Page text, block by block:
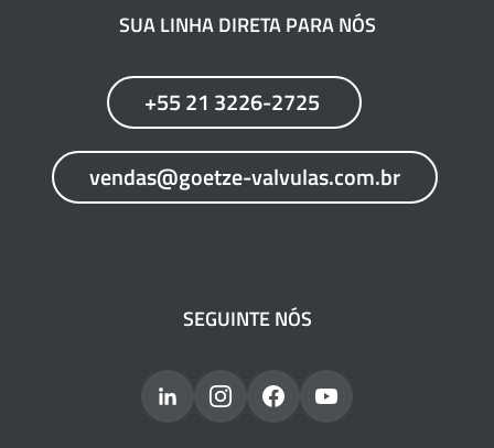
SUA LINHA DIRETA PARA NÓS
+55 21 3226-2725
vendas@goetze-valvulas.com.br
SEGUINTE NÓS